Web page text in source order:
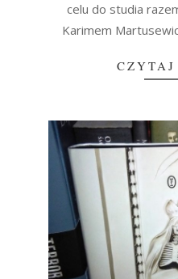
celu do studia
Karimem